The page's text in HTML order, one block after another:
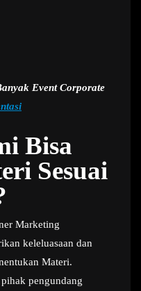
Event Corporate
Bisa
Sesuai
Marketing
keleluasaan dan
Materi.
pengundang